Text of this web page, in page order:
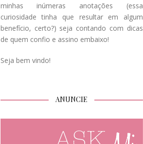
minhas inúmeras anotações (essa
curiosidade tinha que resultar em algum
benefício, certo?) seja contando com dicas
de quem confio e assino embaixo!
Seja bem vindo!
ANUNCIE